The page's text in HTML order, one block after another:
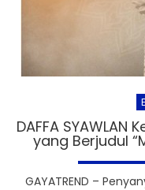
DAFFA SYAWLAN
yang Berjudul
GAYATREND –